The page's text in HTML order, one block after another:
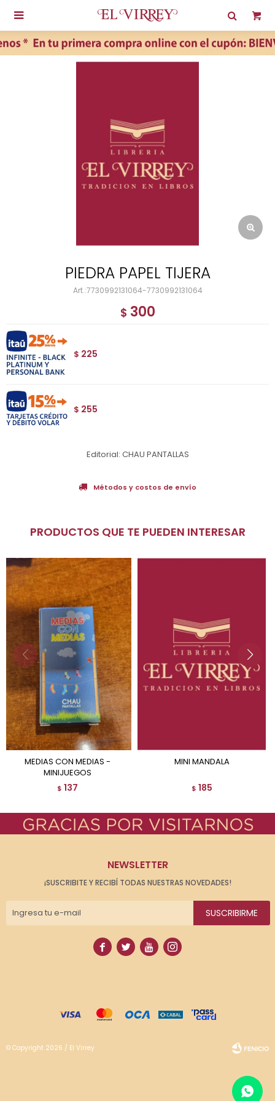

PIEDRA PAPEL TIJERA
7730992131064-7730992131064
$ 300
$ 225
$ 255
Editorial: CHAU PANTALLAS
Métodos y costos de envío
PRODUCTOS QUE TE PUEDEN INTERESAR
MEDIAS CON MEDIAS -
MINIJUEGOS
$ 137
MINI MANDALA
$ 185
NEWSLETTER
¡SUSCRIBITE Y RECIBÍ TODAS NUESTRAS NOVEDADES!
SUSCRIBIRME
   
© Copyright 2026 / El Virrey